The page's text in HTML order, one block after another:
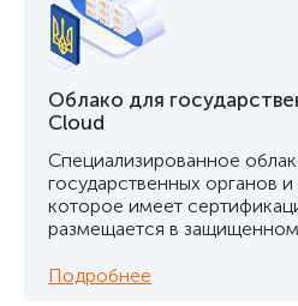
Облако для
Cloud
Специализированное
государственных органов
которое имеет
размещается в
Подробнее